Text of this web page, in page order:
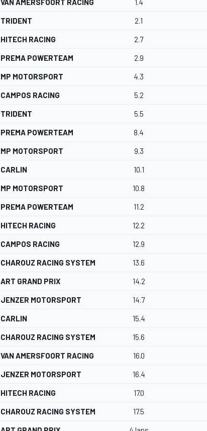
VAN AMERSFOORT RACING 1.4
TRIDENT 2.1
HITECH RACING 2.7
PREMA POWERTEAM 2.9
MP MOTORSPORT 4.3
CAMPOS RACING 5.2
TRIDENT 5.5
PREMA POWERTEAM 8.4
MP MOTORSPORT 9.3
CARLIN 10.1
MP MOTORSPORT 10.8
PREMA POWERTEAM 11.2
HITECH RACING 12.2
CAMPOS RACING 12.9
CHAROUZ RACING SYSTEM 13.6
ART GRAND PRIX 14.2
JENZER MOTORSPORT 14.7
CARLIN 15.4
CHAROUZ RACING SYSTEM 15.6
VAN AMERSFOORT RACING 16.0
JENZER MOTORSPORT 16.4
HITECH RACING 17.0
CHAROUZ RACING SYSTEM 17.5